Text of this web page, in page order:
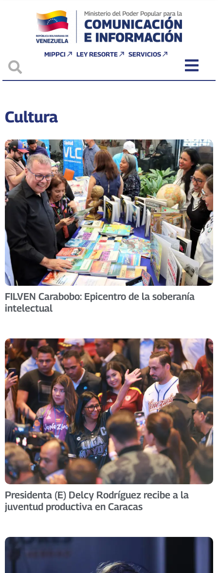
MIPPCI LEY RESORTE SERVICIOS
Cultura
FILVEN Carabobo: Epicentro de la soberanía
intelectual
Presidenta (E) Delcy Rodríguez recibe a la
juventud productiva en Caracas